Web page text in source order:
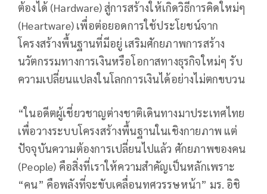
ต้องได้ (Hardware) สู่การสร้างให้เกิดวิธีการคิดใหม่ๆ
(Heartware) เพื่อต่อยอดการใช้ประโยชน์จาก
โครงสร้างพื้นฐานที่มีอยู่ เสริมศักยภาพการสร้าง
นวัตกรรมทางการเงินหรือโอกาสทางธุรกิจใหม่ๆ รับ
ความเปลี่ยนแปลงในโลกการเงินได้อย่างไม่ตกขบวน
“ในอดีตผู้เชี่ยวชาญต่างชาติเดินทางมาประเทศไทย
เพื่อวางระบบโครงสร้างพื้นฐานในเชิงกายภาพ แต่
ปัจจุบันความต้องการเปลี่ยนไปแล้ว ศักยภาพของคน
(People) คือสิ่งที่เราให้ความสำคัญเป็นหลักเพราะ
“คน” คือพลังที่จะขับเคลื่อนทศวรรษหน้า” มร. อิชิ